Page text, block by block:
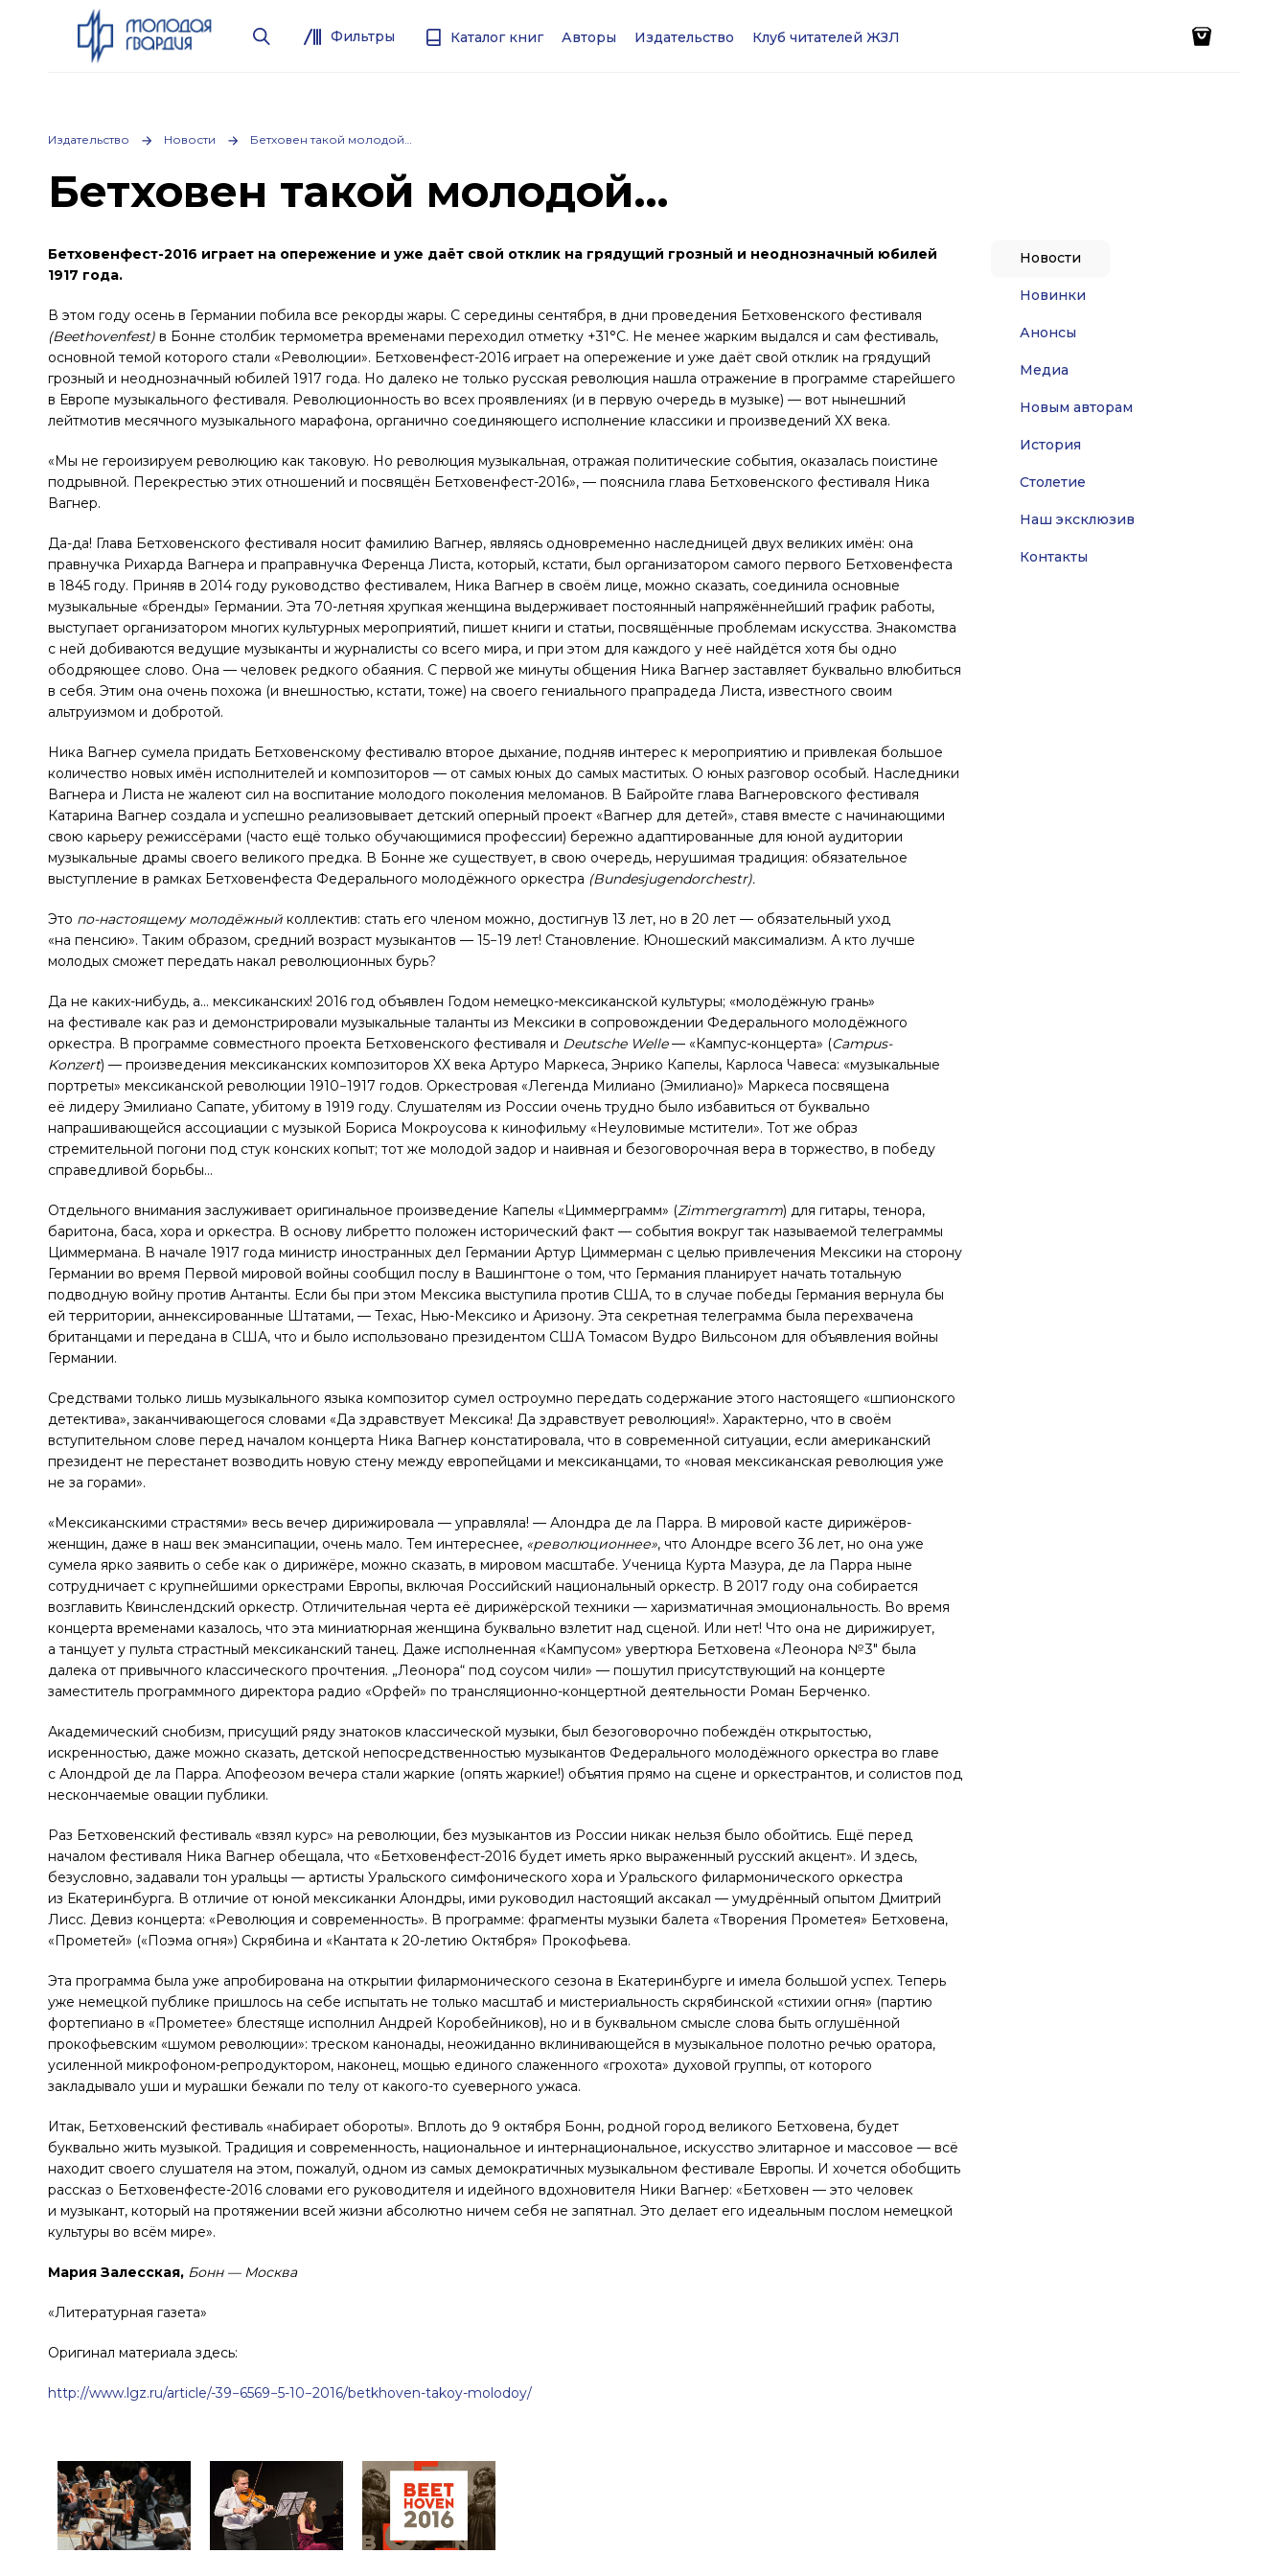
Фильтры Каталог книг Авторы Издательство Клуб читателей ЖЗЛ
Издательство Новости Бетховен такой молодой…
Бетховен такой молодой…
Бетховенфест-2016 играет на опережение и уже даёт свой отклик на грядущий грозный и неоднозначный юбилей
1917 года.
В этом году осень в Германии побила все рекорды жары. С середины сентября, в дни проведения Бетховенского фестиваля
(Beethovenfest) в Бонне столбик термометра временами переходил отметку +31°С. Не менее жарким выдался и сам фестиваль,
основной темой которого стали «Революции». Бетховенфест-2016 играет на опережение и уже даёт свой отклик на грядущий
грозный и неоднозначный юбилей 1917 года. Но далеко не только русская революция нашла отражение в программе старейшего
в Европе музыкального фестиваля. Революционность во всех проявлениях (и в первую очередь в музыке) — вот нынешний
лейтмотив месячного музыкального марафона, органично соединяющего исполнение классики и произведений ХХ века.
«Мы не героизируем революцию как таковую. Но революция музыкальная, отражая политические события, оказалась поистине
подрывной. Перекрестью этих отношений и посвящён Бетховенфест-2016», — пояснила глава Бетховенского фестиваля Ника
Вагнер.
Да-да! Глава Бетховенского фестиваля носит фамилию Вагнер, являясь одновременно наследницей двух великих имён: она
правнучка Рихарда Вагнера и праправнучка Ференца Листа, который, кстати, был организатором самого первого Бетховенфеста
в 1845 году. Приняв в 2014 году руководство фестивалем, Ника Вагнер в своём лице, можно сказать, соединила основные
музыкальные «бренды» Германии. Эта 70-летняя хрупкая женщина выдерживает постоянный напряжённейший график работы,
выступает организатором многих культурных мероприятий, пишет книги и статьи, посвящённые проблемам искусства. Знакомства
с ней добиваются ведущие музыканты и журналисты со всего мира, и при этом для каждого у неё найдётся хотя бы одно
ободряющее слово. Она — человек редкого обаяния. С первой же минуты общения Ника Вагнер заставляет буквально влюбиться
в себя. Этим она очень похожа (и внешностью, кстати, тоже) на своего гениального прапрадеда Листа, известного своим
альтруизмом и добротой.
Ника Вагнер сумела придать Бетховенскому фестивалю второе дыхание, подняв интерес к мероприятию и привлекая большое
количество новых имён исполнителей и композиторов — от самых юных до самых маститых. О юных разговор особый. Наследники
Вагнера и Листа не жалеют сил на воспитание молодого поколения меломанов. В Байройте глава Вагнеровского фестиваля
Катарина Вагнер создала и успешно реализовывает детский оперный проект «Вагнер для детей», ставя вместе с начинающими
свою карьеру режиссёрами (часто ещё только обучающимися профессии) бережно адаптированные для юной аудитории
музыкальные драмы своего великого предка. В Бонне же существует, в свою очередь, нерушимая традиция: обязательное
выступление в рамках Бетховенфеста Федерального молодёжного оркестра (Bundesjugendorchestr).
Это по-настоящему молодёжный коллектив: стать его членом можно, достигнув 13 лет, но в 20 лет — обязательный уход
«на пенсию». Таким образом, средний возраст музыкантов — 15−19 лет! Становление. Юношеский максимализм. А кто лучше
молодых сможет передать накал революционных бурь?
Да не каких-нибудь, а… мексиканских! 2016 год объявлен Годом немецко-мексиканской культуры; «молодёжную грань»
на фестивале как раз и демонстрировали музыкальные таланты из Мексики в сопровождении Федерального молодёжного
оркестра. В программе совместного проекта Бетховенского фестиваля и Deutsche Welle— «Кампус-концерта» (Campus-
Konzert) — произведения мексиканских композиторов ХХ века Артуро Маркеса, Энрико Капелы, Карлоса Чавеса: «музыкальные
портреты» мексиканской революции 1910−1917 годов. Оркестровая «Легенда Милиано (Эмилиано)» Маркеса посвящена
её лидеру Эмилиано Сапате, убитому в 1919 году. Слушателям из России очень трудно было избавиться от буквально
напрашивающейся ассоциации с музыкой Бориса Мокроусова к кинофильму «Неуловимые мстители». Тот же образ
стремительной погони под стук конских копыт; тот же молодой задор и наивная и безоговорочная вера в торжество, в победу
справедливой борьбы…
Отдельного внимания заслуживает оригинальное произведение Капелы «Циммерграмм» (Zimmergramm) для гитары, тенора,
баритона, баса, хора и оркестра. В основу либретто положен исторический факт — события вокруг так называемой телеграммы
Циммермана. В начале 1917 года министр иностранных дел Германии Артур Циммерман с целью привлечения Мексики на сторону
Германии во время Первой мировой войны сообщил послу в Вашингтоне о том, что Германия планирует начать тотальную
подводную войну против Антанты. Если бы при этом Мексика выступила против США, то в случае победы Германия вернула бы
ей территории, аннексированные Штатами, — Техас, Нью-Мексико и Аризону. Эта секретная телеграмма была перехвачена
британцами и передана в США, что и было использовано президентом США Томасом Вудро Вильсоном для объявления войны
Германии.
Средствами только лишь музыкального языка композитор сумел остроумно передать содержание этого настоящего «шпионского
детектива», заканчивающегося словами «Да здравствует Мексика! Да здравствует революция!». Характерно, что в своём
вступительном слове перед началом концерта Ника Вагнер констатировала, что в современной ситуации, если американский
президент не перестанет возводить новую стену между европейцами и мексиканцами, то «новая мексиканская революция уже
не за горами».
«Мексиканскими страстями» весь вечер дирижировала — управляла! — Алондра де ла Парра. В мировой касте дирижёров-
женщин, даже в наш век эмансипации, очень мало. Тем интереснее, «революционнее», что Алондре всего 36 лет, но она уже
сумела ярко заявить о себе как о дирижёре, можно сказать, в мировом масштабе. Ученица Курта Мазура, де ла Парра ныне
сотрудничает с крупнейшими оркестрами Европы, включая Российский национальный оркестр. В 2017 году она собирается
возглавить Квинслендский оркестр. Отличительная черта её дирижёрской техники — харизматичная эмоциональность. Во время
концерта временами казалось, что эта миниатюрная женщина буквально взлетит над сценой. Или нет! Что она не дирижирует,
а танцует у пульта страстный мексиканский танец. Даже исполненная «Кампусом» увертюра Бетховена «Леонора № 3″ была
далека от привычного классического прочтения. „Леонора“ под соусом чили» — пошутил присутствующий на концерте
заместитель программного директора радио «Орфей» по трансляционно-концертной деятельности Роман Берченко.
Академический снобизм, присущий ряду знатоков классической музыки, был безоговорочно побеждён открытостью,
искренностью, даже можно сказать, детской непосредственностью музыкантов Федерального молодёжного оркестра во главе
с Алондрой де ла Парра. Апофеозом вечера стали жаркие (опять жаркие!) объятия прямо на сцене и оркестрантов, и солистов под
нескончаемые овации публики.
Раз Бетховенский фестиваль «взял курс» на революции, без музыкантов из России никак нельзя было обойтись. Ещё перед
началом фестиваля Ника Вагнер обещала, что «Бетховенфест-2016 будет иметь ярко выраженный русский акцент». И здесь,
безусловно, задавали тон уральцы — артисты Уральского симфонического хора и Уральского филармонического оркестра
из Екатеринбурга. В отличие от юной мексиканки Алондры, ими руководил настоящий аксакал — умудрённый опытом Дмитрий
Лисс. Девиз концерта: «Революция и современность». В программе: фрагменты музыки балета «Творения Прометея» Бетховена,
«Прометей» («Поэма огня») Скрябина и «Кантата к 20-летию Октября» Прокофьева.
Эта программа была уже апробирована на открытии филармонического сезона в Екатеринбурге и имела большой успех. Теперь
уже немецкой публике пришлось на себе испытать не только масштаб и мистериальность скрябинской «стихии огня» (партию
фортепиано в «Прометее» блестяще исполнил Андрей Коробейников), но и в буквальном смысле слова быть оглушённой
прокофьевским «шумом революции»: треском канонады, неожиданно вклинивающейся в музыкальное полотно речью оратора,
усиленной микрофоном-репродуктором, наконец, мощью единого слаженного «грохота» духовой группы, от которого
закладывало уши и мурашки бежали по телу от какого-то суеверного ужаса.
Итак, Бетховенский фестиваль «набирает обороты». Вплоть до 9 октября Бонн, родной город великого Бетховена, будет
буквально жить музыкой. Традиция и современность, национальное и интернациональное, искусство элитарное и массовое — всё
находит своего слушателя на этом, пожалуй, одном из самых демократичных музыкальном фестивале Европы. И хочется обобщить
рассказ о Бетховенфесте-2016 словами его руководителя и идейного вдохновителя Ники Вагнер: «Бетховен — это человек
и музыкант, который на протяжении всей жизни абсолютно ничем себя не запятнал. Это делает его идеальным послом немецкой
культуры во всём мире».
Мария Залесская, Бонн — Москва
«Литературная газета»
Оригинал материала здесь:
http://www.lgz.ru/article/-39−6569−5-10−2016/betkhoven-takoy-molodoy/
Новости
Новинки
Анонсы
Медиа
Новым авторам
История
Столетие
Наш эксклюзив
Контакты